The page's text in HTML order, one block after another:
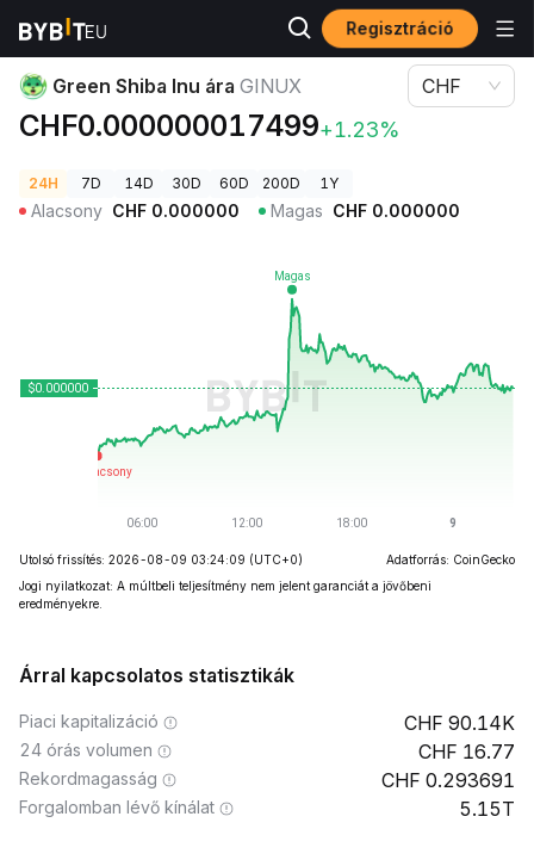
Regisztráció
Kriptovaluta árak Green Shiba Inu ára GINUX
Green Shiba Inu ára GINUX
CHF0.000000017499+1.23%
CHF
24H 7D 14D 30D 60D 200D 1Y
Alacsony CHF 0.000000 Magas CHF 0.000000
Utolsó frissítés: 2026-08-09 03:24:09 (UTC+0)
Adatforrás: CoinGecko
Jogi nyilatkozat: A múltbeli teljesítmény nem jelent garanciát a jövőbeni
eredményekre.
Árral kapcsolatos statisztikák
Piaci kapitalizáció 90.14K
24 órás volumen 16.77
Rekordmagasság 0.293691
Forgalomban lévő kínálat 5.15T